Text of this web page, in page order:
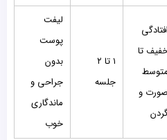
افتادگی
تا
متوسط
صورت و
۱ تا ۲
جلسه
لیفت
پوست
بدون
جراحی و
ماندگاری
خوب